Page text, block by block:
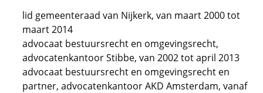
lid gemeenteraad van Nijkerk, van maart 2000 tot
maart 2014
advocaat bestuursrecht en omgevingsrecht,
advocatenkantoor Stibbe, van 2002 tot april 2013
advocaat bestuursrecht en omgevingsrecht en
partner, advocatenkantoor AKD Amsterdam, vanaf